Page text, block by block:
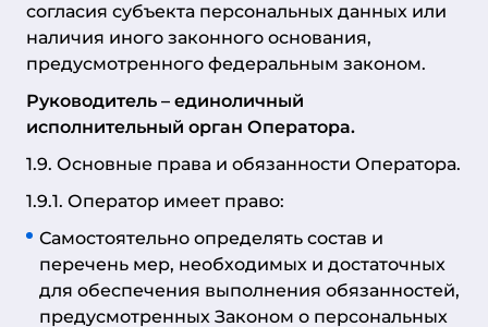
согласия субъекта персональных данных или
наличия иного законного основания,
предусмотренного федеральным законом.
Руководитель – единоличный
исполнительный орган Оператора.
1.9. Основные права и обязанности Оператора.
1.9.1. Оператор имеет право:
Самостоятельно определять состав и
перечень мер, необходимых и достаточных
для обеспечения выполнения обязанностей,
предусмотренных Законом о персональных